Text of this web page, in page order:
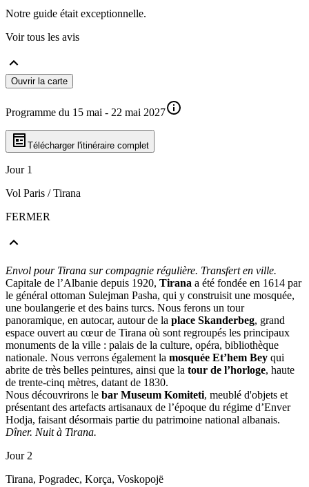
Notre guide était exceptionnelle.
Voir tous les avis
Ouvrir la carte
Programme du 15 mai - 22 mai 2027
Télécharger l'itinéraire complet
Jour 1
Vol Paris / Tirana
FERMER
Envol pour Tirana sur compagnie régulière. Transfert en ville.
Capitale de l’Albanie depuis 1920, Tirana a été fondée en 1614 par
le général ottoman Sulejman Pasha, qui y construisit une mosquée,
une boulangerie et des bains turcs. Nous ferons un tour
panoramique, en autocar, autour de la place Skanderbeg, grand
espace ouvert au cœur de Tirana où sont regroupés les principaux
monuments de la ville : palais de la culture, opéra, bibliothèque
nationale. Nous verrons également la mosquée Et’hem Bey qui
abrite de très belles peintures, ainsi que la tour de l’horloge, haute
de trente-cinq mètres, datant de 1830.
Nous découvrirons le bar Museum Komiteti, meublé d'objets et
présentant des artefacts artisanaux de l’époque du régime d’Enver
Hodja, faisant désormais partie du patrimoine national albanais.
Dîner. Nuit à Tirana.
Jour 2
Tirana, Pogradec, Korça, Voskopojë